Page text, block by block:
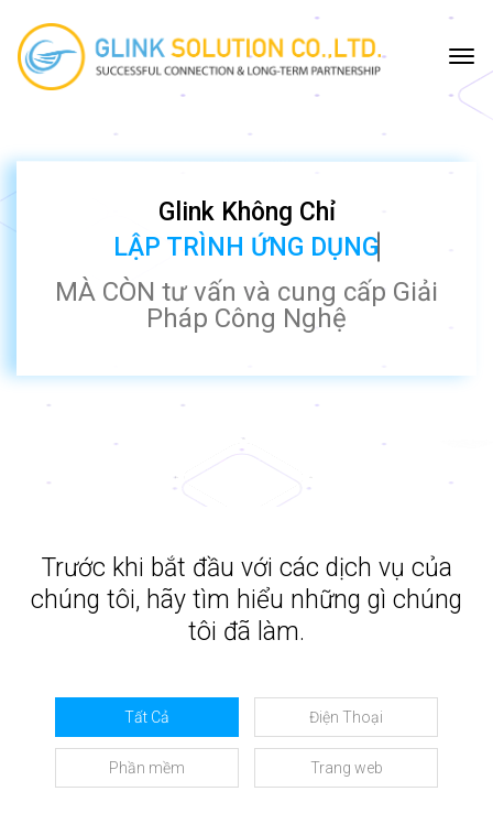
Glink Không Chỉ
LẬP TRÌNH ỨNG DỤNG
MÀ CÒN tư vấn và cung cấp Giải
Pháp Công Nghệ
Trước khi bắt đầu với các dịch vụ của
chúng tôi, hãy tìm hiểu những gì chúng
tôi đã làm.
Tất Cả Điện Thoại
Phần mềm Trang web